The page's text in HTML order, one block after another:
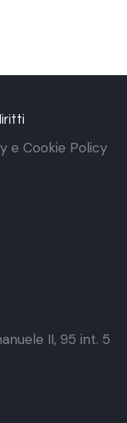
e Cookie Policy
II, 95 int. 5